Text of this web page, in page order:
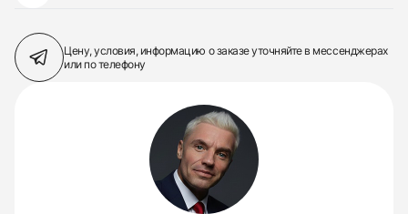
Цену, условия, информацию о заказеуточняйте в мессенджерах
или по телефону